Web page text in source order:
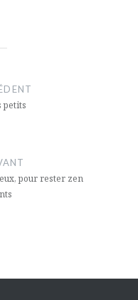
petits
pour rester zen